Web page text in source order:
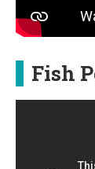
Fish